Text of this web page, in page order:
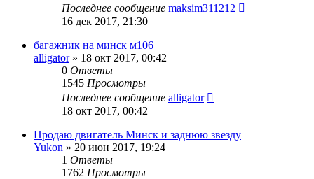
Последнее сообщение maksim311212
16 дек 2017, 21:30
багажник на минск м106
alligator» 18 окт 2017, 00:42
0 Ответы
1545 Просмотры
Последнее сообщение alligator
18 окт 2017, 00:42
Продаю двигатель Минск и заднюю звезду
Yukon » 20 июн 2017, 19:24
1 Ответы
1762 Просмотры